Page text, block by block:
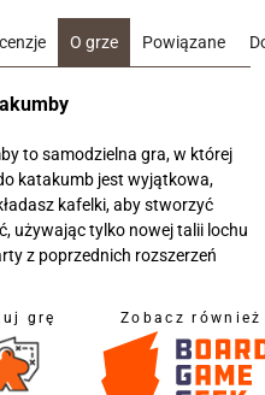
O grze Powiązane
to samodzielna gra, w której
katakumb jest wyjątkowa,
kafelki, aby stworzyć
używając tylko nowej talii lochu
z poprzednich rozszerzeń
Zobacz również
grę